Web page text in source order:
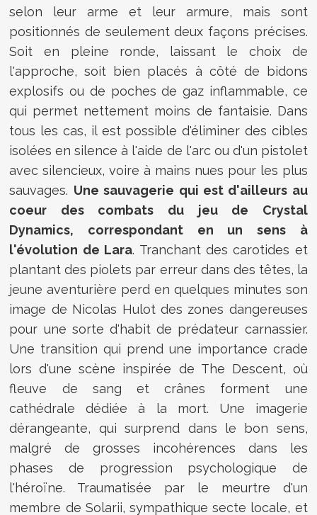
selon leur arme et leur armure, mais sont
positionnés de seulement deux façons précises.
Soit en pleine ronde, laissant le choix de
l'approche, soit bien placés à côté de bidons
explosifs ou de poches de gaz inflammable, ce
qui permet nettement moins de fantaisie. Dans
tous les cas, il est possible d'éliminer des cibles
isolées en silence à l'aide de l'arc ou d'un pistolet
avec silencieux, voire à mains nues pour les plus
sauvages. Une sauvagerie qui est d'ailleurs au
coeur des combats du jeu de Crystal
Dynamics, correspondant en un sens à
l'évolution de Lara. Tranchant des carotides et
plantant des piolets par erreur dans des têtes, la
jeune aventurière perd en quelques minutes son
image de Nicolas Hulot des zones dangereuses
pour une sorte d'habit de prédateur carnassier.
Une transition qui prend une importance crade
lors d'une scène inspirée de The Descent, où
fleuve de sang et crânes forment une
cathédrale dédiée à la mort. Une imagerie
dérangeante, qui surprend dans le bon sens,
malgré de grosses incohérences dans les
phases de progression psychologique de
l'héroïne. Traumatisée par le meurtre d'un
membre de Solarii, sympathique secte locale, et